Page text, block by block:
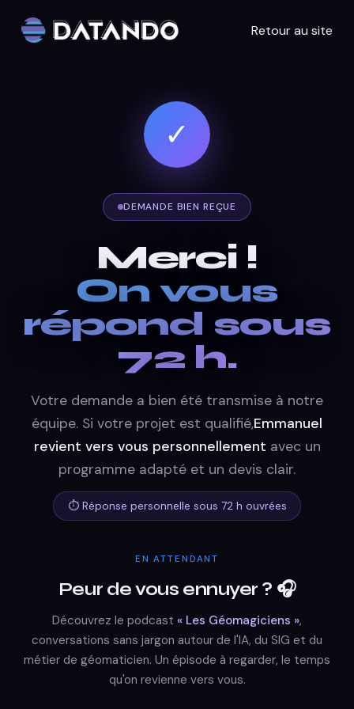
Retour au site
✓
DEMANDE BIEN REÇUE
Merci !
On vous
répond sous
72 h.
Votre demande a bien été transmise à notre
équipe. Si votre projet est qualifié,Emmanuel
revient vers vous personnellement avec un
programme adapté et un devis clair.
⏱ Réponse personnelle sous 72 h ouvrées
EN ATTENDANT
Peur de vous ennuyer ? 🎧
Découvrez le podcast « Les Géomagiciens »,
conversations sans jargon autour de l'IA, du SIG et du
métier de géomaticien. Un épisode à regarder, le temps
qu'on revienne vers vous.
▶ Regarder sur YouTube